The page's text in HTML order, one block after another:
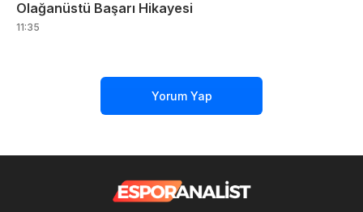
Olağanüstü Başarı Hikayesi
11:35
Yorum Yap